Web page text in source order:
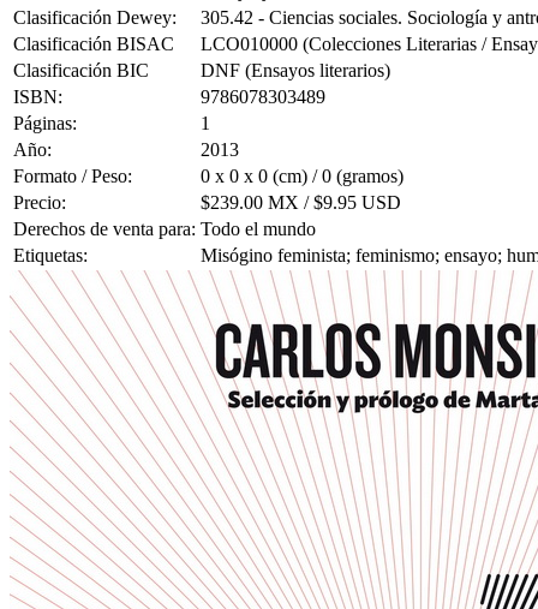
Clasificación Dewey:
305.42 - Ciencias sociales. Sociología y
Clasificación BISAC
LCO010000 (Colecciones Literarias /
Clasificación BIC
DNF (Ensayos literarios)
ISBN:
9786078303489
Páginas:
1
Año:
2013
Formato / Peso:
0 x 0 x 0 (cm) / 0 (gramos)
Precio:
$239.00 MX / $9.95 USD
Derechos de venta para: Todo el mundo
Etiquetas:
Misógino feminista; feminismo; ensayo;